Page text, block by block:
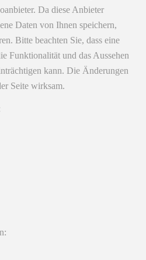
Da diese Anbieter
Daten von Ihnen speichern,
Bitte beachten Sie, dass eine
Funktionalität und das Aussehen
kann. Die Änderungen
Seite wirksam.